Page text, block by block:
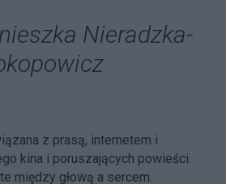
Nieradzka-
z prasą, internetem i
kina i poruszających powieści.
między głową a sercem.